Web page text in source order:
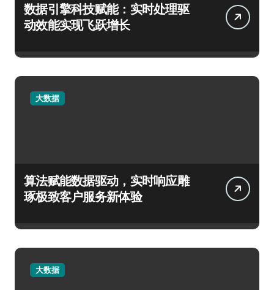
数据引擎科技赋能：实时处理驱
动效能实现飞跃增长
大数据
算法赋能数据驱动，实时响应雕
琢极致客户服务新体验
大数据